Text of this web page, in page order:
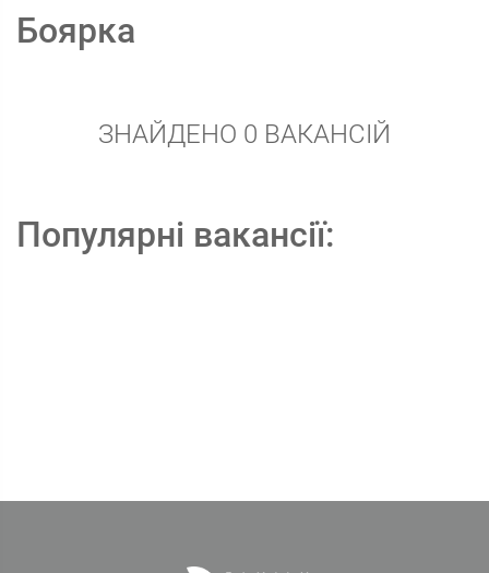
Боярка
ЗНАЙДЕНО 0 ВАКАНСІЙ
Популярні вакансії: